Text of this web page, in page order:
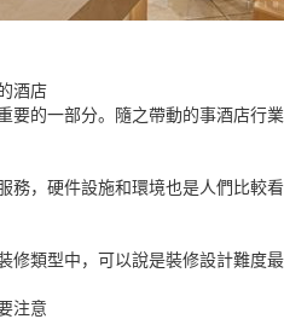
酒店
要的一部分。隨之帶動的事酒店行業
務，硬件設施和環境也是人們比較看
修類型中，可以說是裝修設計難度最
注意